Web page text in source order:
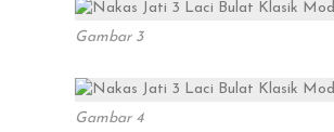
Gambar 3
Gambar 4